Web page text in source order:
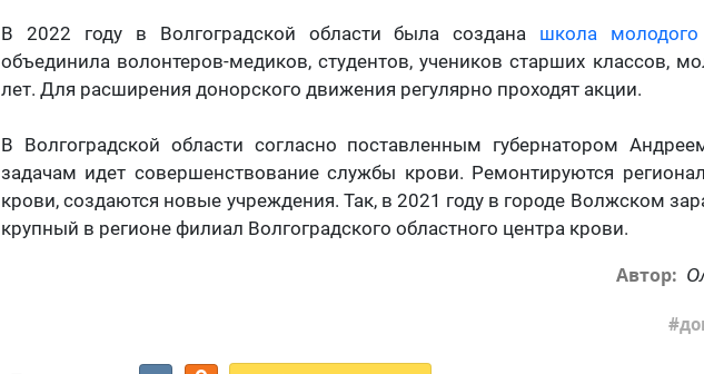
В 2022 году в Волгоградской области была создана школа
объединила волонтеров-медиков, студентов, учеников старших классов,
лет. Для расширения донорского движения регулярно проходят акции.
В Волгоградской области согласно поставленным губернатором
задачам идет совершенствование службы крови. Ремонтируются
крови, создаются новые учреждения. Так, в 2021 году в городе Волжском
крупный в регионе филиал Волгоградского областного центра крови.
Автор: